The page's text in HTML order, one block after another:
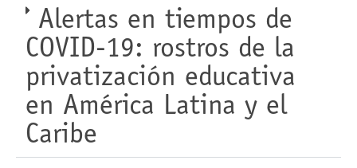
Alertas en tiempos de
COVID-19: rostros de la
privatización educativa
en América Latina y el
Caribe